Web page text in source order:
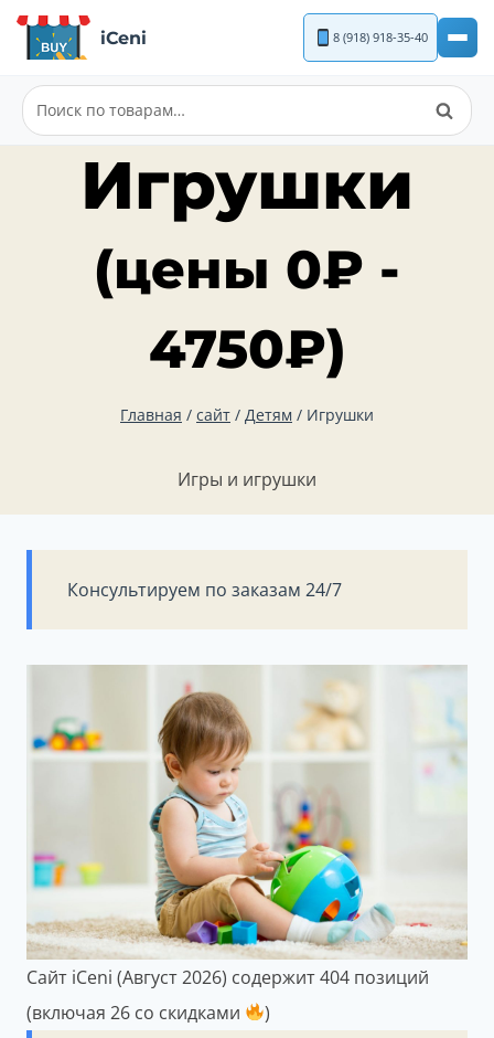
Перейти
содержимому
iCeni 8 (918) 918-35-40
Искать:
Поиск
Игрушки
(цены 0₽ -
4750₽)
Главная / сайт / Детям / Игрушки
Игры и игрушки
Консультируем по заказам 24/7
Сайт iCeni (Август 2026) содержит 404 позиций
(включая 26 со скидками
)